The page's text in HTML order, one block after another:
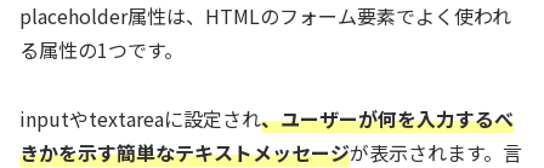
placeholder属性は、HTMLのフォーム要素でよく使われ
る属性の1つです。
inputやtextareaに設定され、ユーザーが何を入力するべ
きかを示す簡単なテキストメッセージが表示されます。言